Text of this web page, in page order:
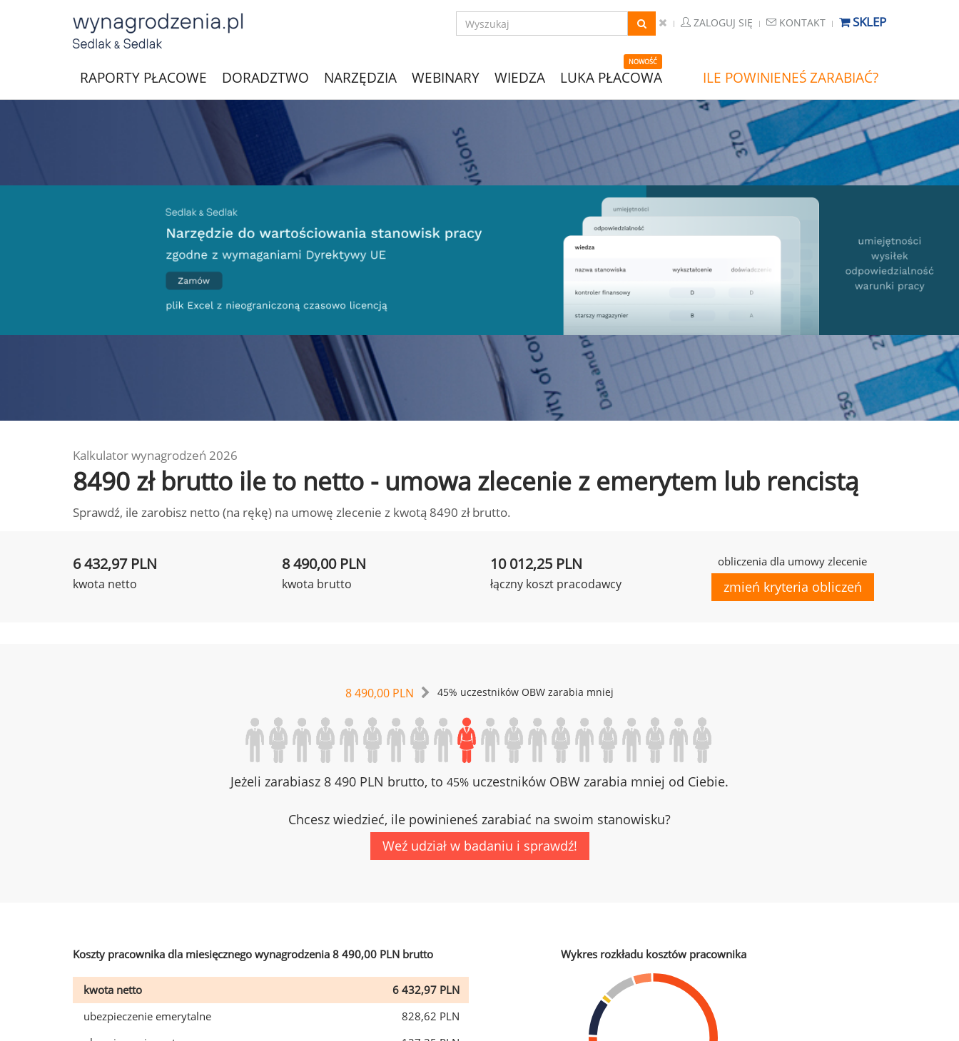
ZALOGUJ SIĘ KONTAKT SKLEP
RAPORTY PŁACOWE DORADZTWO NARZĘDZIA WEBINARY WIEDZA
NOWOŚĆ
LUKA PŁACOWA ILE POWINIENEŚ ZARABIAĆ?
Kalkulator wynagrodzeń 2026
8490 zł brutto ile to netto - umowa zlecenie z emerytem lub rencistą
Sprawdź, ile zarobisz netto (na rękę) na umowę zlecenie z kwotą 8490 zł brutto.
6 432,97 PLN
kwota netto
8 490,00 PLN
kwota brutto
10 012,25 PLN
łączny koszt pracodawcy
obliczenia dla umowy zlecenie
zmień kryteria obliczeń
8 490,00 PLN 45% uczestników OBW zarabia mniej
Jeżeli zarabiasz 8 490 PLN brutto, to 45% uczestników OBW zarabia mniej od Ciebie.
Chcesz wiedzieć, ile powinieneś zarabiać na swoim stanowisku?
Weź udział w badaniu i sprawdź!
Koszty pracownika dla miesięcznego wynagrodzenia 8 490,00 PLN brutto
kwota netto
6 432,97 PLN
ubezpieczenie emerytalne
828,62 PLN
Wykres rozkładu kosztów pracownika